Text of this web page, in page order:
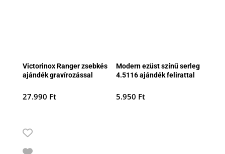
Victorinox Ranger zsebkés
ajándék gravírozással
27.990 Ft
Modern ezüst színű serleg
4.5116 ajándék felirattal
5.950 Ft